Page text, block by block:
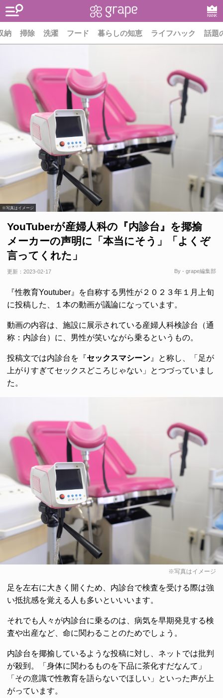
RANK
納 掃除 洗濯 フード 暮らしの知恵 ライフハック 話題
※写真はイメージ
YouTuberが産婦人科の『内診台』を揶揄
メーカーの声明に「本当にそう」「よくぞ
言ってくれた」
更新： 2023-02-17 By - grape編集部
『性教育Youtuber』を自称する男性が２０２３年１月上旬
に投稿した、１本の動画が議論になっています。
動画の内容は、施設に展示されている産婦人科検診台（通
称：内診台）に、男性が笑いながら乗るというもの。
投稿文では内診台を『セックスマシーン 』と称し、「足が
上がりすぎてセックスどころじゃない」とつづっていまし
た。
※写真はイメージ
足を左右に大きく開くため、内診台で検査を受ける際は強
い抵抗感を覚える人も多いといいいます。
それでも人々が内診台に乗るのは、病気を早期発見する検
査や出産など、命に関わることのためでしょう。
内診台を揶揄しているような投稿に対し、ネットでは批判
が殺到。「身体に関わるものを下品に茶化すだなんて」
「その意識で性教育を語らないでほしい」といった声が上
がっています。